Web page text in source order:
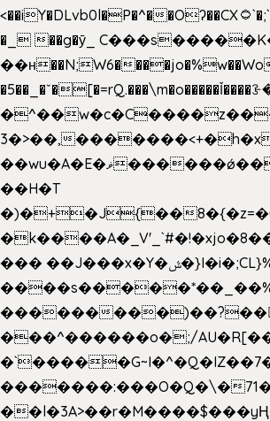
<��iY�DLvb0l�P�^��Oʔ��CX۝`�;`��)b���'�p�&v5(�
�_ ��g�ӯ_
��н��N;W6����jo�%w��Wo
�5��
3�>��,
��wu�A�E�ޥ������ǿ������m��d�C��9��e�D��1�2�/
��H�T
�)�+�J{��
��� ��J���x�Y�ݜ�}I�i�;CL}%�.�a�/
������
���^������o�;/
�������:���O�Q�\�